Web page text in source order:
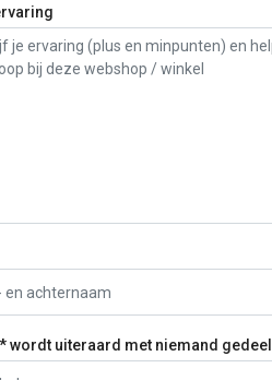
wordt uiteraard met niemand